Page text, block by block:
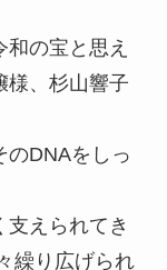
の宝と思え
様、杉山響子
のDNAをしっ
えられてき
繰り広げられ